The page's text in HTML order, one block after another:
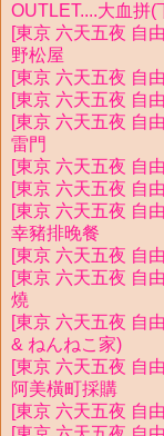
OUTLET....大血拼(
[東京 六天五夜 自
野松屋
[東京 六天五夜 自
[東京 六天五夜 自
[東京 六天五夜 自
雷門
[東京 六天五夜 自
[東京 六天五夜 自
[東京 六天五夜 自
幸豬排晚餐
[東京 六天五夜 自
[東京 六天五夜 自
燒
[東京 六天五夜 自
& ねんねこ家)
[東京 六天五夜 自
阿美橫町採購
[東京 六天五夜 自